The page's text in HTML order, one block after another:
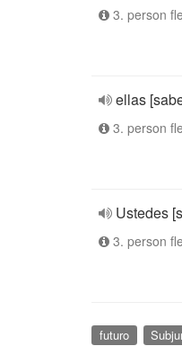
3. person
ellas
3. person
Ustedes
3. person
futuro